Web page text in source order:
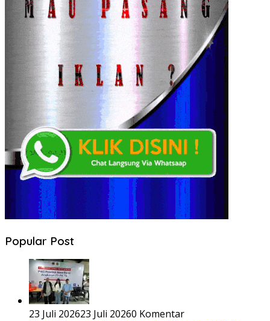
Popular Post
23 Juli 202623 Juli 20260 Komentar